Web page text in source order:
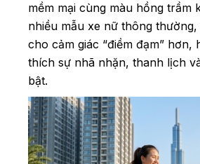
mềm mại cùng màu hồng trầm
nhiều mẫu xe nữ thông
cho cảm giác “điềm đạm” hơn,
thích sự nhã nhặn, thanh lịch
bật.